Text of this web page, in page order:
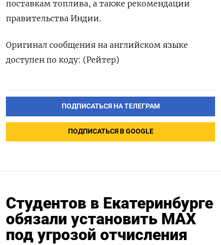
поставкам топлива, а также рекомендации
правительства Индии.
Оригинал сообщения на английском языке
доступен по коду: (Рейтер)
ПОДПИСАТЬСЯ НА ТЕЛЕГРАМ
ПОДПИСАТЬСЯ В GOOGLE
Cтудентов в Екатеринбурге
обязали установить МАХ
под угрозой отчисления